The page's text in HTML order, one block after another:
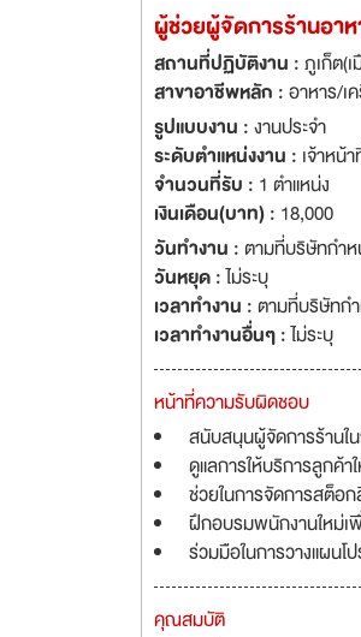
ผู้ช่วยผู้จัดการร้านอา
สถานที่ปฏิบัติงาน :ภูเก็ต(
สาขาอาชีพหลัก :อาหาร/เ
รูปแบบงาน :งานประจำ
ระดับตำแหน่งงาน : เจ้าหน้
จำนวนที่รับ : 1 ตำแหน่ง
เงินเดือน(บาท) : 18,000
วันทำงาน :ตามที่บริษัทกำ
วันหยุด :ไม่ระบุ
เวลาทำงาน :ตามที่บริษัทก
เวลาทำงานอื่นๆ :ไม่ระบุ
หน้าที่ความรับผิดชอบ
สนับสนุนผู้จัดการร้านใ
ดูแลการให้บริการลูกค้
ช่วยในการจัดการสต็อ
ฝึกอบรมพนักงานใหม่เ
ร่วมมือในการวางแผนโ
คุณสมบัติ